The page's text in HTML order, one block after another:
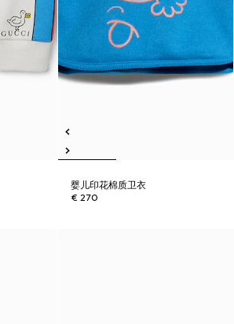
婴儿印花棉质卫衣
€ 270